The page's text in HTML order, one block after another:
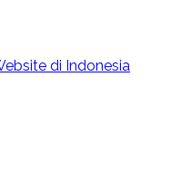
di Indonesia